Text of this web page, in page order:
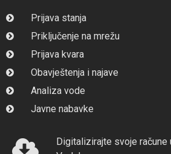
Prijava stanja
Priključenje na mrežu
Prijava kvara
Obavještenja i najave
Analiza vode
Javne nabavke
Digitalizirajte svoje